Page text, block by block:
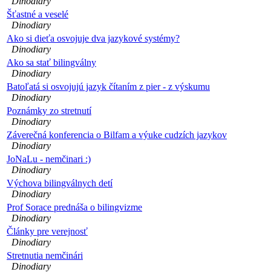
Šťastné a veselé
Dinodiary
Ako si dieťa osvojuje dva jazykové systémy?
Dinodiary
Ako sa stať bilingválny
Dinodiary
Batoľatá si osvojujú jazyk čítaním z pier - z výskumu
Dinodiary
Poznámky zo stretnutí
Dinodiary
Záverečná konferencia o Bilfam a výuke cudzích jazykov
Dinodiary
JoNaLu - nemčinari :)
Dinodiary
Výchova bilingválnych detí
Dinodiary
Prof Sorace prednáša o bilingvizme
Dinodiary
Články pre verejnosť
Dinodiary
Stretnutia nemčinári
Dinodiary